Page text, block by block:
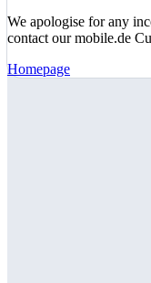
We apologise for any
contact our mobile.de
Homepage